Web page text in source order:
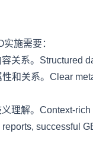
施需要：
关系。Structured
和关系。Clear
理解。Context-
successful